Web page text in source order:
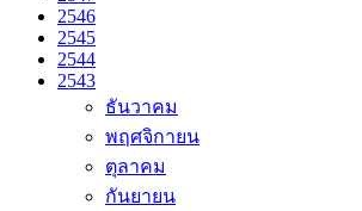
2546
2545
2544
2543
ธันวาคม
พฤศจิกายน
ตุลาคม
กันยายน